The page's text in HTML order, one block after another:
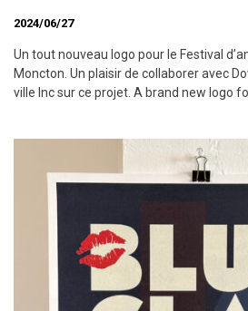
2024/06/27
Un tout nouveau logo pour le Festival
Moncton. Un plaisir de collaborer avec
ville Inc sur ce projet. A brand new logo